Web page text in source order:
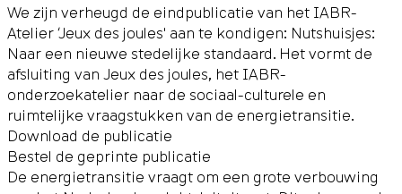
We zijn verheugd de eindpublicatie van het IABR-
Atelier ‘Jeux des joules' aan te kondigen: Nutshuisjes:
Naar een nieuwe stedelijke standaard. Het vormt de
afsluiting van Jeux des joules, het IABR-
onderzoekatelier naar de sociaal-culturele en
ruimtelijke vraagstukken van de energietransitie.
Download de publicatie
Bestel de geprinte publicatie
De energietransitie vraagt om een grote verbouwing